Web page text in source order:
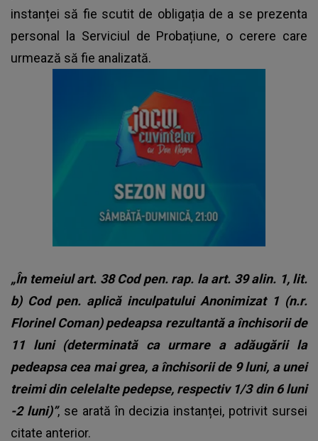
instanței să fie scutit de obligația de a se prezenta
personal la Serviciul de Probațiune, o cerere care
urmează să fie analizată.
„În temeiul art. 38 Cod pen. rap. la art. 39 alin. 1, lit.
b) Cod pen. aplică inculpatului Anonimizat 1 (n.r.
Florinel Coman) pedeapsa rezultantă a închisorii de
11 luni (determinată ca urmare a adăugării la
pedeapsa cea mai grea, a închisorii de 9 luni, a unei
treimi din celelalte pedepse, respectiv 1/3 din 6 luni
-2 luni)”, se arată în decizia instanței, potrivit sursei
citate anterior.